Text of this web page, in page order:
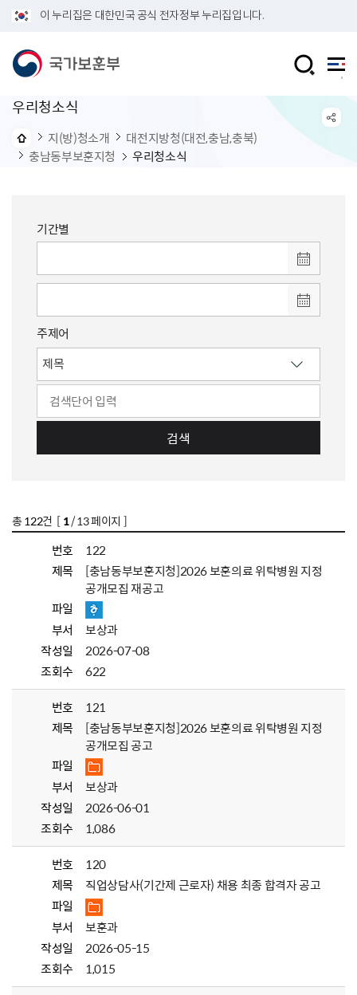
이 누리집은 대한민국 공식 전자정부 누리집입니다.
우리청소식
지(방)청소개
대전지방청(대전,충남,충북)
충남동부보훈지청
우리청소식
기간별
주제어
검색
총 122건 [ 1/ 13 페이지 ]
번호
122
제목
[충남동부보훈지청]2026 보훈의료 위탁병원 지정
공개모집 재공고
파일
부서
보상과
작성일
2026-07-08
조회수
622
번호
121
제목
[충남동부보훈지청]2026 보훈의료 위탁병원 지정
공개모집 공고
파일
부서
보상과
작성일
2026-06-01
조회수
1,086
번호
120
제목
직업상담사(기간제 근로자) 채용 최종 합격자 공고
파일
부서
보훈과
작성일
2026-05-15
조회수
1,015